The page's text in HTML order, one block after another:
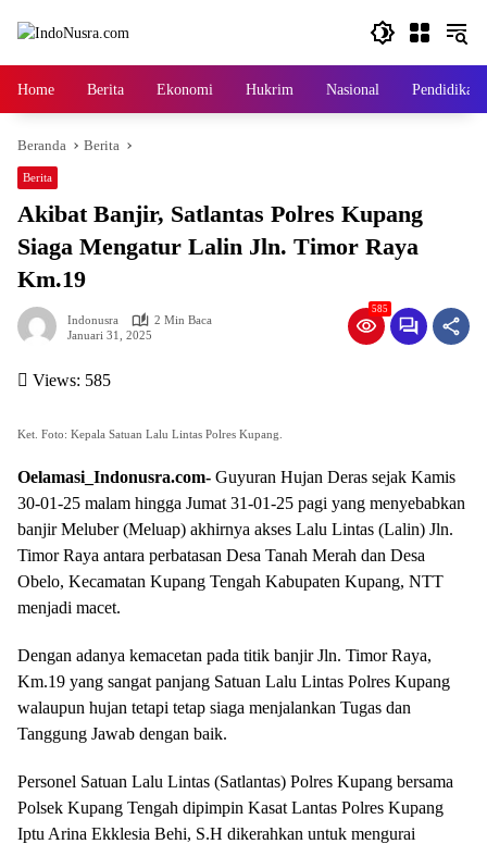
Home Berita Ekonomi Hukrim Nasional Pendidikan
Beranda Berita
Berita
Akibat Banjir, Satlantas Polres Kupang
Siaga Mengatur Lalin Jln. Timor Raya
Km.19
Indonusra
2 Min Baca
Januari 31, 2025
585
Views: 585
Ket. Foto: Kepala Satuan Lalu Lintas Polres Kupang.
Oelamasi_Indonusra.com- Guyuran Hujan Deras sejak Kamis
30-01-25 malam hingga Jumat 31-01-25 pagi yang menyebabkan
banjir Meluber (Meluap) akhirnya akses Lalu Lintas (Lalin) Jln.
Timor Raya antara perbatasan Desa Tanah Merah dan Desa
Obelo, Kecamatan Kupang Tengah Kabupaten Kupang, NTT
menjadi macet.
Dengan adanya kemacetan pada titik banjir Jln. Timor Raya,
Km.19 yang sangat panjang Satuan Lalu Lintas Polres Kupang
walaupun hujan tetapi tetap siaga menjalankan Tugas dan
Tanggung Jawab dengan baik.
Personel Satuan Lalu Lintas (Satlantas) Polres Kupang bersama
Polsek Kupang Tengah dipimpin Kasat Lantas Polres Kupang
Iptu Arina Ekklesia Behi, S.H dikerahkan untuk mengurai